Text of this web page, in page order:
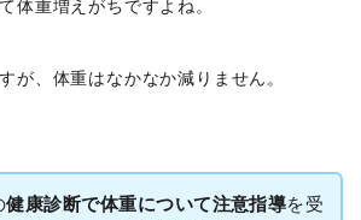
体重増えがちですよね。
が、体重はなかなか減りません。
健康診断で体重について注意指導を受